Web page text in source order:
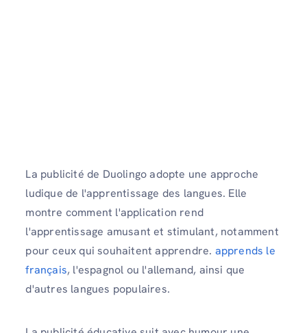
La publicité de Duolingo adopte une approche
ludique de l'apprentissage des langues. Elle
montre comment l'application rend
l'apprentissage amusant et stimulant, notamment
pour ceux qui souhaitent apprendre. apprends le
français, l'espagnol ou l'allemand, ainsi que
d'autres langues populaires.